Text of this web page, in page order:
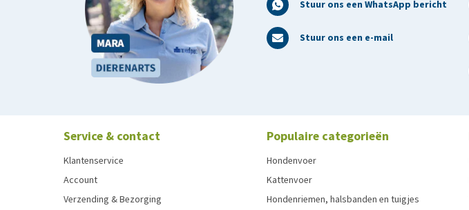
Stuur ons een WhatsApp bericht
Stuur ons een e-mail
Service & contact
Klantenservice
Account
Verzending & Bezorging
Populaire categorieën
Hondenvoer
Kattenvoer
Hondenriemen, halsbanden en tuigjes